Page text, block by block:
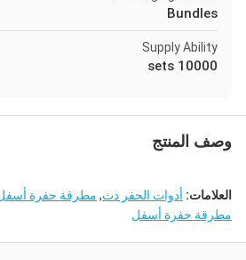
Bundles
Supply Ability
10000 sets
وصف المنتج
العلامات: أدوات الحفر دث, مطرقة حفرة
مطرقة حفرة أسفل